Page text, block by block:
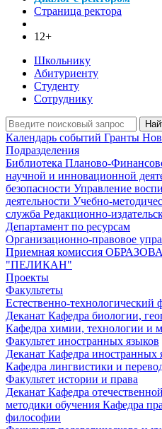
Страница ректора
12+
Школьнику
Абитуриенту
Студенту
Сотруднику
Календарь событий Гранты
Подразделения
Библиотека Планово-
научной и инновационной
безопасности Управление
деятельности Учебно-
служба Редакционно-
Департамент по ресурсам
Организационно-правовое
Приемная комиссия
"ПЕЛИКАН"
Проекты
Факультеты
Естественно-технологический
Деканат Кафедра биологии,
Кафедра химии, технологии и
Факультет иностранных языков
Деканат Кафедра иностранных
Кафедра лингвистики и
Факультет истории и права
Деканат Кафедра
методики обучения Кафедра
философии